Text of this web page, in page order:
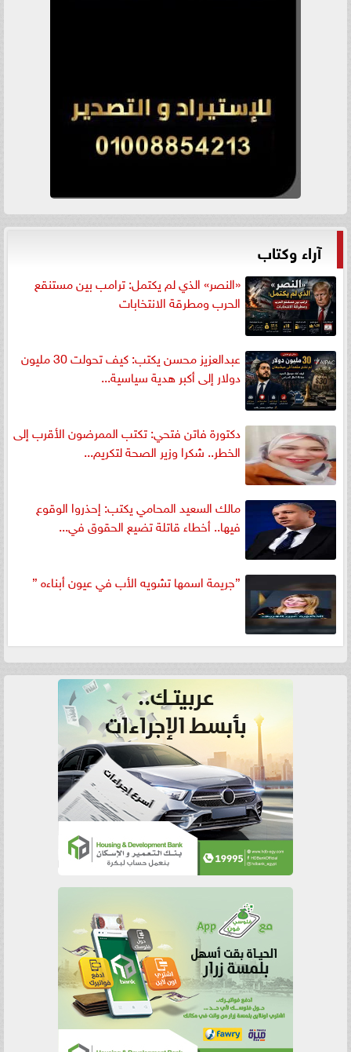
آراء وكتاب
«النصر» الذي لم يكتمل: ترامب بين مستنقع
الحرب ومطرقة الانتخابات
عبدالعزيز محسن يكتب: كيف تحولت 30 مليون
دولار إلى أكبر هدية سياسية...
دكتورة فاتن فتحي: تكتب الممرضون الأقرب إلى
الخطر.. شكرا وزير الصحة لتكريم...
مالك السعيد المحامي يكتب: إحذروا الوقوع
فيها.. أخطاء قاتلة تضيع الحقوق في...
”جريمة اسمها تشويه الأب في عيون أبناءه ”